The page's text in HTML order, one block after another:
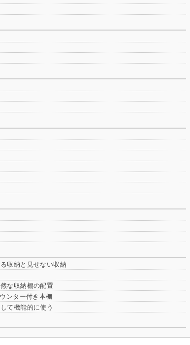
収納と見せない収納
な収納棚の配置
ンター付き本棚
て機能的に使う